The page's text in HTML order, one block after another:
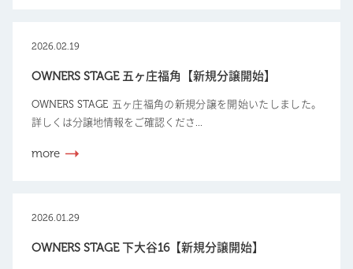
2026.02.19
OWNERS STAGE 五ヶ庄福角【新規分譲開始】
OWNERS STAGE 五ヶ庄福角の新規分譲を開始いたしました。
詳しくは分譲地情報をご確認くださ...
more
2026.01.29
OWNERS STAGE 下大谷16【新規分譲開始】